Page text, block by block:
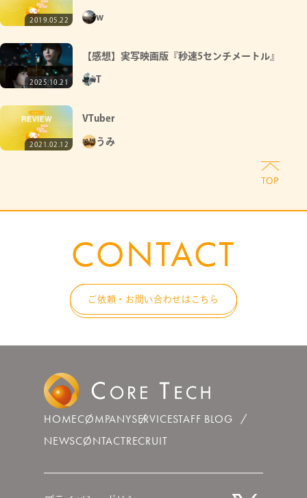
2019.05.22 w
2025.10.21
【感想】実写映画版『秒速5センチメートル』
T
2021.02.12
VTuber
うみ
CONTACT
ご依頼・お問い合わせはこちら
HOMECOMPANYSERVICESTAFF BLOG
NEWSCONTACTRECRUIT